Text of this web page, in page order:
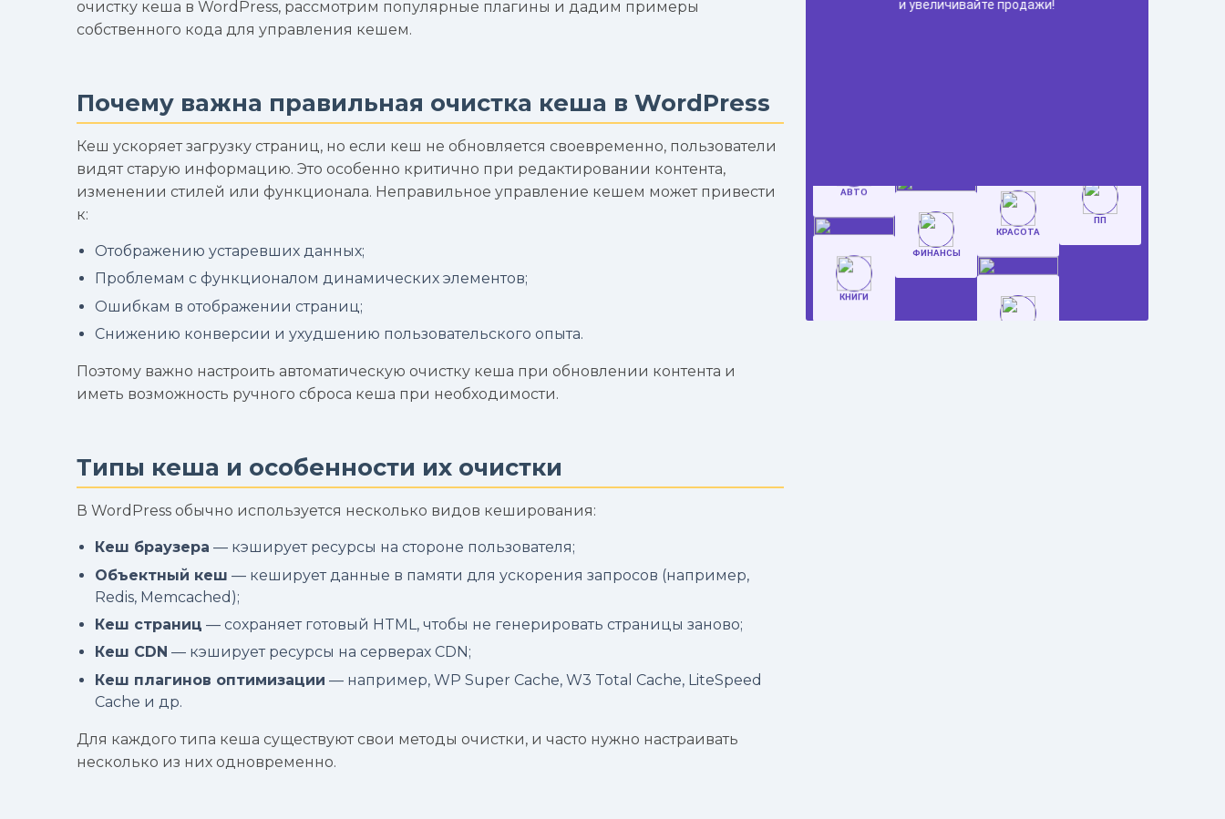
очистку кеша в WordPress, рассмотрим популярные плагины и дадим примеры
собственного кода для управления кешем.
Почему важна правильная очистка кеша в WordPress
Кеш ускоряет загрузку страниц, но если кеш не обновляется своевременно, пользователи
видят старую информацию. Это особенно критично при редактировании контента,
изменении стилей или функционала. Неправильное управление кешем может привести
к:
Отображению устаревших данных;
Проблемам с функционалом динамических элементов;
Ошибкам в отображении страниц;
Снижению конверсии и ухудшению пользовательского опыта.
Поэтому важно настроить автоматическую очистку кеша при обновлении контента и
иметь возможность ручного сброса кеша при необходимости.
Типы кеша и особенности их очистки
В WordPress обычно используется несколько видов кеширования:
Кеш браузера — кэширует ресурсы на стороне пользователя;
Объектный кеш — кеширует данные в памяти для ускорения запросов (например,
Redis, Memcached);
Кеш страниц — сохраняет готовый HTML, чтобы не генерировать страницы заново;
Кеш CDN — кэширует ресурсы на серверах CDN;
Кеш плагинов оптимизации — например, WP Super Cache, W3 Total Cache, LiteSpeed
Cache и др.
Для каждого типа кеша существуют свои методы очистки, и часто нужно настраивать
несколько из них одновременно.